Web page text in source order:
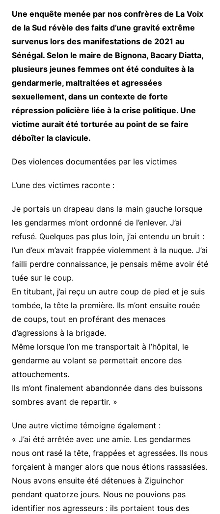
Une enquête menée par nos confrères de La Voix
de la Sud révèle des faits d’une gravité extrême
survenus lors des manifestations de 2021 au
Sénégal. Selon le maire de Bignona, Bacary Diatta,
plusieurs jeunes femmes ont été conduites à la
gendarmerie, maltraitées et agressées
sexuellement, dans un contexte de forte
répression policière liée à la crise politique. Une
victime aurait été torturée au point de se faire
déboîter la clavicule.
Des violences documentées par les victimes
L’une des victimes raconte :
Je portais un drapeau dans la main gauche lorsque
les gendarmes m’ont ordonné de l’enlever. J’ai
refusé. Quelques pas plus loin, j’ai entendu un bruit :
l’un d’eux m’avait frappée violemment à la nuque. J’ai
failli perdre connaissance, je pensais même avoir été
tuée sur le coup.
En titubant, j’ai reçu un autre coup de pied et je suis
tombée, la tête la première. Ils m’ont ensuite rouée
de coups, tout en proférant des menaces
d’agressions à la brigade.
Même lorsque l’on me transportait à l’hôpital, le
gendarme au volant se permettait encore des
attouchements.
Ils m’ont finalement abandonnée dans des buissons
sombres avant de repartir. »
Une autre victime témoigne également :
« J’ai été arrêtée avec une amie. Les gendarmes
nous ont rasé la tête, frappées et agressées. Ils nous
forçaient à manger alors que nous étions rassasiées.
Nous avons ensuite été détenues à Ziguinchor
pendant quatorze jours. Nous ne pouvions pas
identifier nos agresseurs : ils portaient tous des